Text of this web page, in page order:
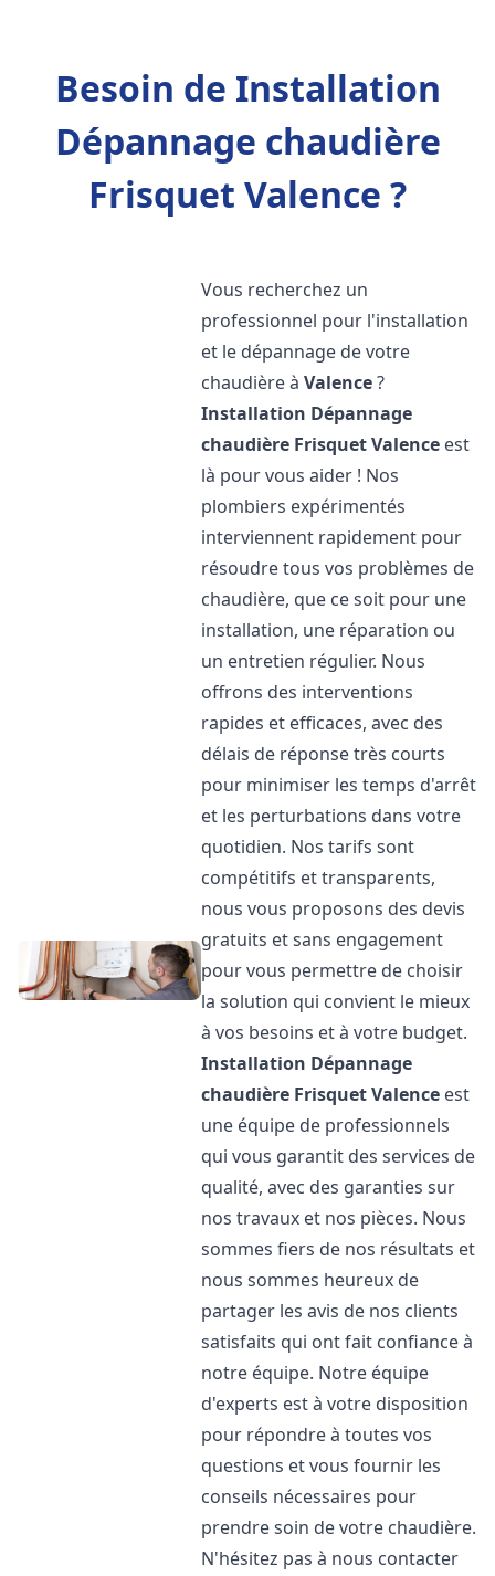
Besoin de Installation
Dépannage chaudière
Frisquet Valence ?
Vous recherchez un
professionnel pour l'installation
et le dépannage de votre
chaudière àValence?
Installation Dépannage
chaudière FrisquetValence est
là pour vous aider ! Nos
plombiers expérimentés
interviennent rapidement pour
résoudre tous vos problèmes de
chaudière, que ce soit pour une
installation, une réparation ou
un entretien régulier. Nous
offrons des interventions
rapides et efficaces, avec des
délais de réponse très courts
pour minimiser les temps d'arrêt
et les perturbations dans votre
quotidien. Nos tarifs sont
compétitifs et transparents,
nous vous proposons des devis
gratuits et sans engagement
pour vous permettre de choisir
la solution qui convient le mieux
à vos besoins et à votre budget.
Installation Dépannage
chaudière FrisquetValence est
une équipe de professionnels
qui vous garantit des services de
qualité, avec des garanties sur
nos travaux et nos pièces. Nous
sommes fiers de nos résultats et
nous sommes heureux de
partager les avis de nos clients
satisfaits qui ont fait confiance à
notre équipe. Notre équipe
d'experts est à votre disposition
pour répondre à toutes vos
questions et vous fournir les
conseils nécessaires pour
prendre soin de votre chaudière.
N'hésitez pas à nous contacter